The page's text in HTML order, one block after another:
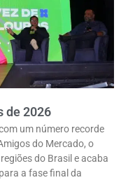
de 2026
um número recorde
do Mercado, o
do Brasil e acaba
a fase final da